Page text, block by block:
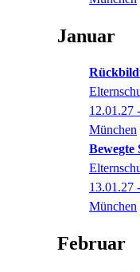
Januar
12.01.27
München
Bewegte
13.01.27
München
Februar